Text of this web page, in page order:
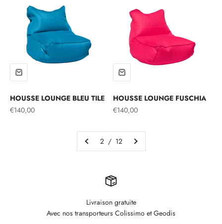
HOUSSE LOUNGE BLEU TILE
Prix de vente
€140,00
HOUSSE LOUNGE FUSCHIA
Prix de vente
€140,00
2 / 12
Livraison gratuite
Avec nos transporteurs Colissimo et Geodis